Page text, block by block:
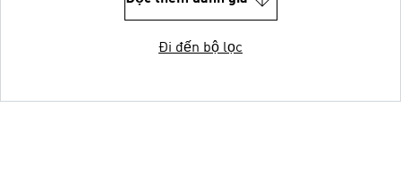
Đi đến bộ lọc